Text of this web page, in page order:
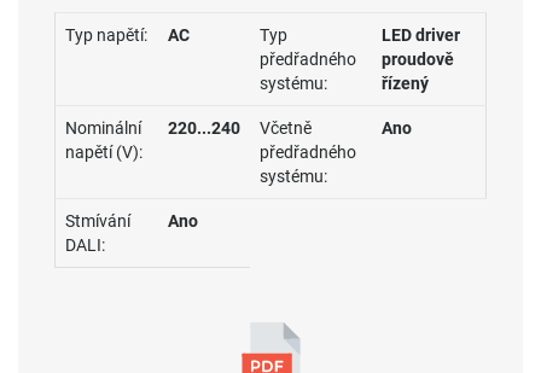
Typ napětí: AC
Typ
předřadného
systému:
LED driver
proudově
řízený
Nominální
napětí (V):
220...240
Včetně
předřadného
systému:
Ano
Stmívání
DALI:
Ano